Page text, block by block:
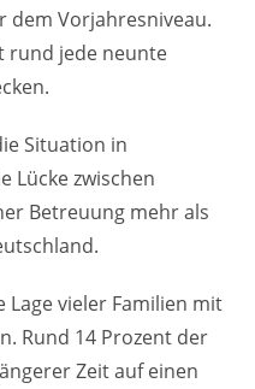
dem Vorjahresniveau.
rund jede neunte
Situation in
Lücke zwischen
Betreuung mehr als
vieler Familien mit
Rund 14 Prozent der
Zeit auf einen